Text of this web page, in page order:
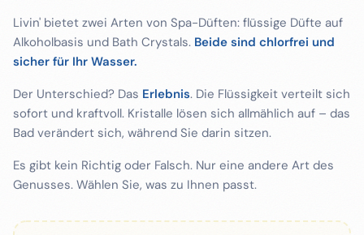
Livin' bietet zwei Arten von Spa-Düften: flüssige Düfte auf
Alkoholbasis und Bath Crystals. Beide sind chlorfrei und
sicher für Ihr Wasser.
Der Unterschied? Das Erlebnis. Die Flüssigkeit verteilt sich
sofort und kraftvoll. Kristalle lösen sich allmählich auf – das
Bad verändert sich, während Sie darin sitzen.
Es gibt kein Richtig oder Falsch. Nur eine andere Art des
Genusses. Wählen Sie, was zu Ihnen passt.